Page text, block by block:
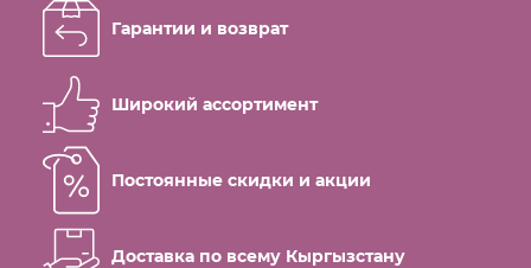
Гарантии и возврат
Широкий ассортимент
Постоянные скидки и акции
Доставка по всему Кыргызстану